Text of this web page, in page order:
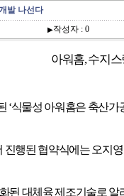
발 나선다
▶작성자 : 0
아워홈,수지스
‘식물성 아워홈은 축산가
진행된 협약식에는 오지
된 대체육 제조기술로 알